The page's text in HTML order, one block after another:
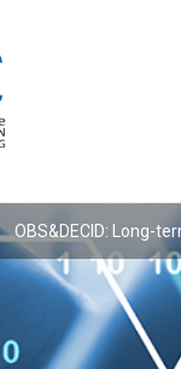
OBS&DECID: Long-